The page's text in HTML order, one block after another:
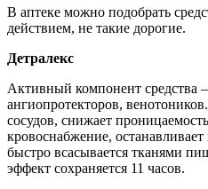
В аптеке можно подобрать
действием, не такие дорогие.
Детралекс
Активный компонент средства
ангиопротекторов,
сосудов, снижает
кровоснабжение,
быстро всасывается тканями
эффект сохраняется 11 часов.